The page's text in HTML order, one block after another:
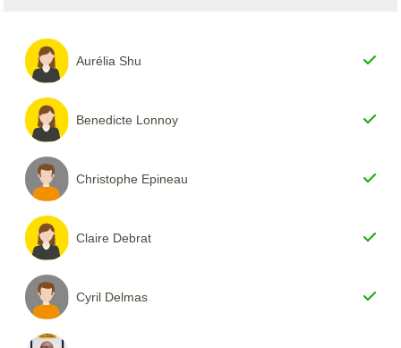
Aurélia Shu
Benedicte Lonnoy
Christophe Epineau
Claire Debrat
Cyril Delmas